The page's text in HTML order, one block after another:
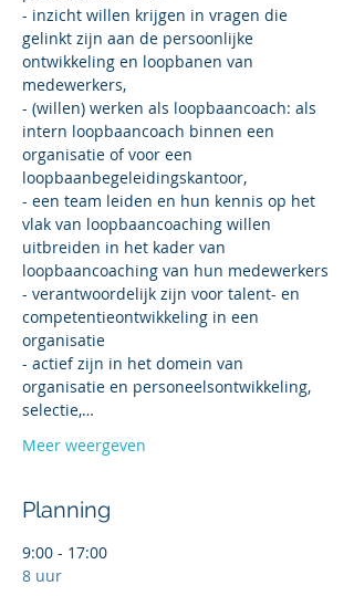
- inzicht willen krijgen in vragen die
gelinkt zijn aan de persoonlijke
ontwikkeling en loopbanen van
medewerkers,
- (willen) werken als loopbaancoach: als
intern loopbaancoach binnen een
organisatie of voor een
loopbaanbegeleidingskantoor,
- een team leiden en hun kennis op het
vlak van loopbaancoaching willen
uitbreiden in het kader van
loopbaancoaching van hun medewerkers
- verantwoordelijk zijn voor talent- en
competentieontwikkeling in een
organisatie
- actief zijn in het domein van
organisatie en personeelsontwikkeling,
selectie,…
Meer weergeven
Planning
9:00 - 17:00
8 uur